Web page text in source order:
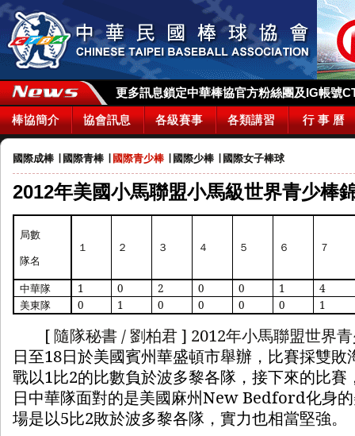
更多訊息鎖定中華棒協官方粉絲團及IG帳號
棒協簡介 協會訊息 各級賽事 各類講習 行 事 曆
國際成棒 國際青棒 國際青少棒 國際少棒 國際女子棒球
2012年美國小馬聯盟小馬級世界青少棒
局數
隊名
１ ２ ３ ４ ５ ６ ７
中華隊 1 0 2 0 0 1
4
美東隊
0 1 0 0 0 0 1
[ 隨隊秘書 /劉柏君] 2012年小馬聯盟世界
日至18日於美國賓州華盛頓市舉辦 ， 比賽採雙敗
戰以1比2的比數負於波多黎各隊，接下來的比賽
日中華隊面對的是美國麻州New Bedford化身
場是以5比2敗於波多黎各隊，實力也相當堅強。